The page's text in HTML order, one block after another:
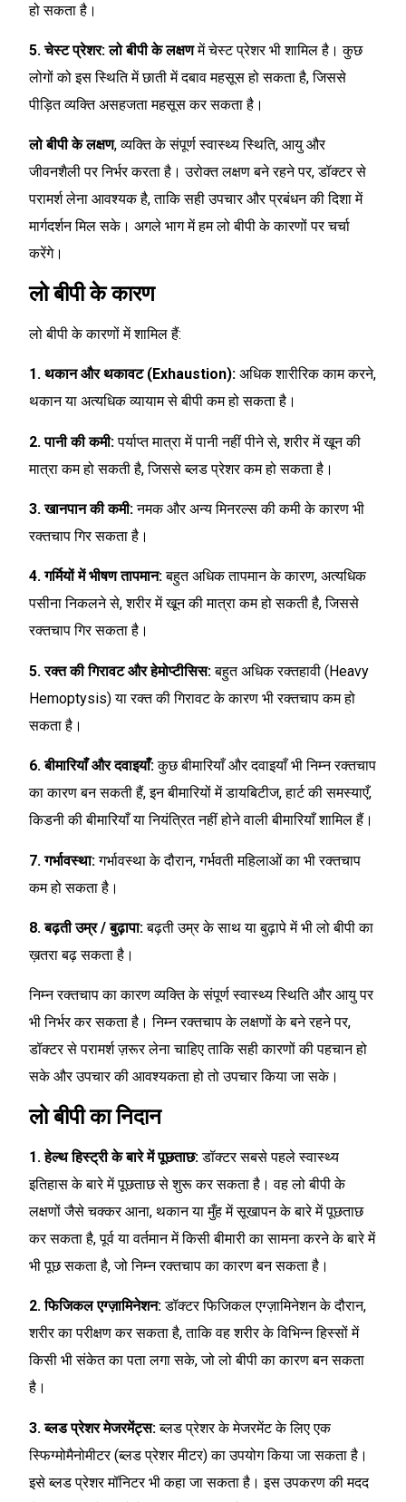
हो सकता है।
5. चेस्ट प्रेशर: लो बीपी के लक्षणमें चेस्ट प्रेशर भी शामिल है। कुछ
लोगों को इस स्थिति में छाती में दबाव महसूस हो सकता है, जिससे
पीड़ित व्यक्ति असहजता महसूस कर सकता है।
लो बीपी के लक्षण, व्यक्ति के संपूर्ण स्वास्थ्य स्थिति, आयु और
जीवनशैली पर निर्भर करता है। उरोक्त लक्षण बने रहने पर, डॉक्टर से
परामर्श लेना आवश्यक है, ताकि सही उपचार और प्रबंधन की दिशा में
मार्गदर्शन मिल सके। अगले भाग में हम लो बीपी के कारणों पर चर्चा
करेंगे।
लो बीपी के कारण
लो बीपी के कारणों में शामिल हैं:
1. थकान और थकावट (Exhaustion): अधिक शारीरिक काम करने,
थकान या अत्यधिक व्यायाम से बीपी कम हो सकता है।
2. पानी की कमी:पर्याप्त मात्रा में पानी नहीं पीने से, शरीर में खून की
मात्रा कम हो सकती है, जिससे ब्लड प्रेशर कम हो सकता है।
3. खानपान की कमी:नमक और अन्य मिनरल्स की कमी के कारण भी
रक्तचाप गिर सकता है।
4. गर्मियों में भीषण तापमान:बहुत अधिक तापमान के कारण, अत्यधिक
पसीना निकलने से, शरीर में खून की मात्रा कम हो सकती है, जिससे
रक्तचाप गिर सकता है।
5. रक्त की गिरावट और हेमोप्टीसिस:बहुत अधिक रक्तहावी (Heavy
Hemoptysis) या रक्त की गिरावट के कारण भी रक्तचाप कम हो
सकता है।
6. बीमारियाँ और दवाइयाँ:कुछ बीमारियाँ और दवाइयाँ भी निम्न रक्तचाप
का कारण बन सकती हैं, इन बीमारियों में डायबिटीज, हार्ट की समस्याएँ,
किडनी की बीमारियाँ या नियंत्रित नहीं होने वाली बीमारियाँ शामिल हैं।
7. गर्भावस्था:गर्भावस्था के दौरान, गर्भवती महिलाओं का भी रक्तचाप
कम हो सकता है।
8. बढ़ती उम्र / बुढ़ापा:बढ़ती उम्र के साथ या बुढ़ापे में भी लो बीपी का
ख़तरा बढ़ सकता है।
निम्न रक्तचाप का कारण व्यक्ति के संपूर्ण स्वास्थ्य स्थिति और आयु पर
भी निर्भर कर सकता है। निम्न रक्तचाप के लक्षणों के बने रहने पर,
डॉक्टर से परामर्श ज़रूर लेना चाहिए ताकि सही कारणों की पहचान हो
सके और उपचार की आवश्यकता हो तो उपचार किया जा सके।
लो बीपी का निदान
1. हेल्थ हिस्ट्री के बारे में पूछताछ:डॉक्टर सबसे पहले स्वास्थ्य
इतिहास के बारे में पूछताछ से शुरू कर सकता है। वह लो बीपी के
लक्षणों जैसे चक्कर आना, थकान या मुँह में सूखापन के बारे में पूछताछ
कर सकता है, पूर्व या वर्तमान में किसी बीमारी का सामना करने के बारे में
भी पूछ सकता है, जो निम्न रक्तचाप का कारण बन सकता है।
2. फिजिकल एग्ज़ामिनेशन:डॉक्टर फिजिकल एग्ज़ामिनेशन के दौरान,
शरीर का परीक्षण कर सकता है, ताकि वह शरीर के विभिन्न हिस्सों में
किसी भी संकेत का पता लगा सके, जो लो बीपी का कारण बन सकता
है।
3. ब्लड प्रेशर मेजरमेंट्स:ब्लड प्रेशर के मेजरमेंट के लिए एक
स्फिग्मोमैनोमीटर (ब्लड प्रेशर मीटर) का उपयोग किया जा सकता है।
इसे ब्लड प्रेशर मॉनिटर भी कहा जा सकता है। इस उपकरण की मदद